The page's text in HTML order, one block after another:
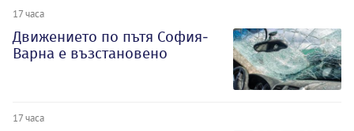
17 часа
Движението по пътя София-
Варна е възстановено
17 часа